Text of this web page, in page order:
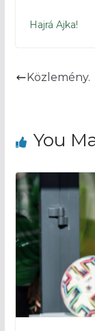
Hajrá Ajka!
Közlemény.
You